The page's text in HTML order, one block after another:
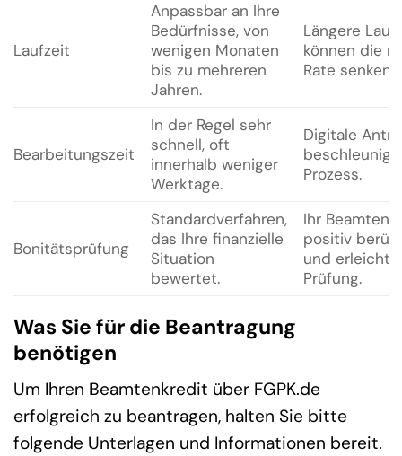
Laufzeit
Anpassbar an Ihre
Bedürfnisse, von
wenigen Monaten
bis zu mehreren
Jahren.
Längere
können die
Rate senken.
Bearbeitungszeit
In der Regel sehr
schnell, oft
innerhalb weniger
Werktage.
Digitale
beschleunigt
Prozess.
Bonitätsprüfung
Standardverfahren,
das Ihre finanzielle
Situation
bewertet.
Ihr
positiv
und
Prüfung.
Was Sie für die Beantragung
benötigen
Um Ihren Beamtenkredit über FGPK.de
erfolgreich zu beantragen, halten Sie bitte
folgende Unterlagen und Informationen bereit.